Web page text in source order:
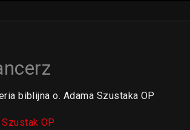
biblijna o. Adama Szustaka OP
OP